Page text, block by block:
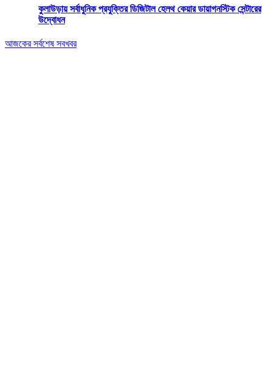
কুলাউড়ায় সর্বাধুনিক প্রযুক্তির ডিজিটাল হেলথ কেয়ার ডায়াগনস্টিক সেন্টারের
উদ্বোধন
আজকের সর্বশেষ সবখবর